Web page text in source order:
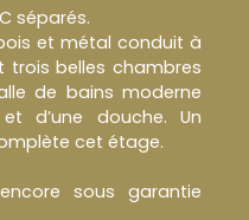
séparés.
et métal conduit à
trois belles chambres
de bains moderne
d’une douche. Un
cet étage.
sous garantie